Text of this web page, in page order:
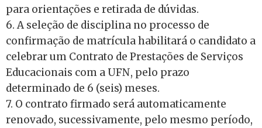
para orientações e retirada de dúvidas.
6. A seleção de disciplina no processo de
confirmação de matrícula habilitará o candidato a
celebrar um Contrato de Prestações de Serviços
Educacionais com a UFN, pelo prazo
determinado de 6 (seis) meses.
7. O contrato firmado será automaticamente
renovado, sucessivamente, pelo mesmo período,